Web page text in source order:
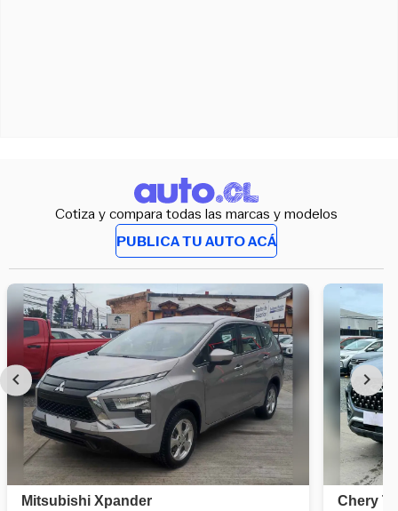
Cotiza y compara todas las marcas y modelos
PUBLICA TU AUTO ACÁ